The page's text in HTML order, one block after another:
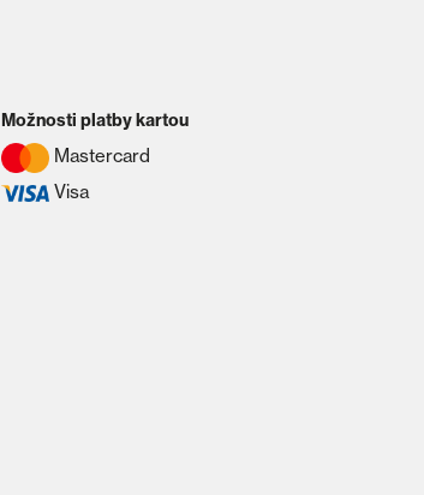
Možnosti platby kartou
Mastercard
Visa